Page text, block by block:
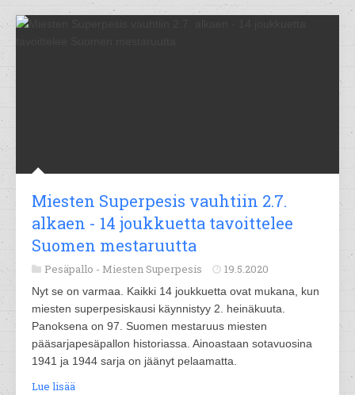
Miesten Superpesis vauhtiin 2.7.
alkaen - 14 joukkuetta tavoittelee
Suomen mestaruutta
Pesäpallo - Miesten Superpesis 19.5.2020
Nyt se on varmaa. Kaikki 14 joukkuetta ovat mukana, kun
miesten superpesiskausi käynnistyy 2. heinäkuuta.
Panoksena on 97. Suomen mestaruus miesten
pääsarjapesäpallon historiassa. Ainoastaan sotavuosina
1941 ja 1944 sarja on jäänyt pelaamatta.
Lue lisää